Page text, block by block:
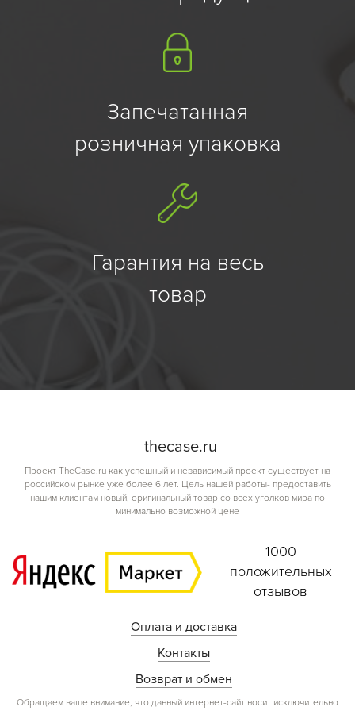
Запечатанная
розничная упаковка
Гарантия на весь
товар
thecase.ru
Проект TheCase.ru как успешный и независимый проект существует на
российском рынке уже более 6 лет. Цель нашей работы- предоставить
нашим клиентам новый, оригинальный товар со всех уголков мира по
минимально возможной цене
1000
положительных
отзывов
Оплата и доставка
Контакты
Возврат и обмен
Обращаем ваше внимание, что данный интернет-сайт носит исключительно